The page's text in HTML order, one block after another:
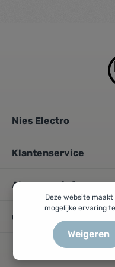
Nies Electro
Klantenservice
Algemene info
Openingsuren
Deze website
mogelijke ervaring
Weigeren